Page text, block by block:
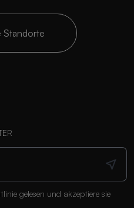
Standorte
gelesen und akzeptiere sie